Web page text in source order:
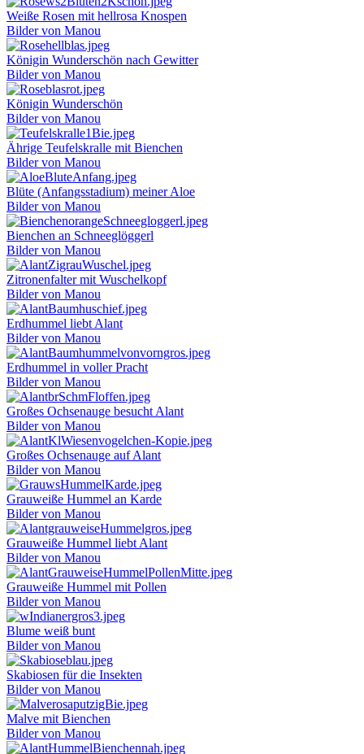
Weiße Rosen mit hellrosa Knospen
Bilder von Manou
Königin Wunderschön nach Gewitter
Bilder von Manou
Königin Wunderschön
Bilder von Manou
Ährige Teufelskralle mit Bienchen
Bilder von Manou
Blüte (Anfangsstadium) meiner Aloe
Bilder von Manou
Bienchen an Schneeglöggerl
Bilder von Manou
Zitronenfalter mit Wuschelkopf
Bilder von Manou
Erdhummel liebt Alant
Bilder von Manou
Erdhummel in voller Pracht
Bilder von Manou
Großes Ochsenauge besucht Alant
Bilder von Manou
Großes Ochsenauge auf Alant
Bilder von Manou
Grauweiße Hummel an Karde
Bilder von Manou
Grauweiße Hummel liebt Alant
Bilder von Manou
Grauweiße Hummel mit Pollen
Bilder von Manou
Blume weiß bunt
Bilder von Manou
Skabiosen für die Insekten
Bilder von Manou
Malve mit Bienchen
Bilder von Manou